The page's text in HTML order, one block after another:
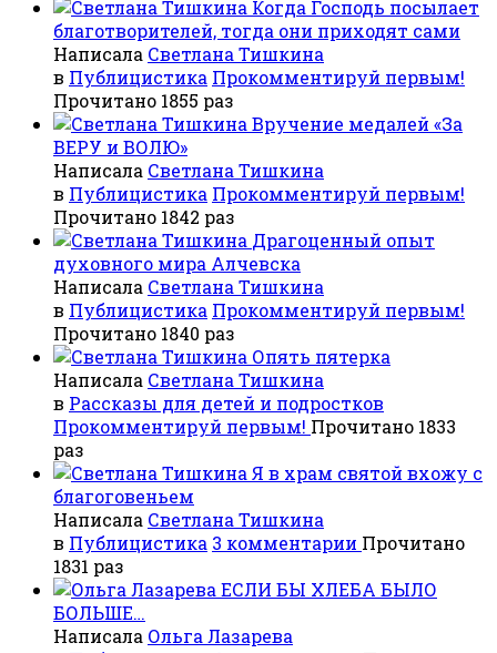
Когда Господь посылает
благотворителей, тогда они приходят сами
Написала Светлана Тишкина
в Публицистика Прокомментируй первым!
Прочитано 1855 раз
Вручение медалей «За
ВЕРУ и ВОЛЮ»
Написала Светлана Тишкина
в Публицистика Прокомментируй первым!
Прочитано 1842 раз
Драгоценный опыт
духовного мира Алчевска
Написала Светлана Тишкина
в Публицистика Прокомментируй первым!
Прочитано 1840 раз
Опять пятерка
Написала Светлана Тишкина
в Рассказы для детей и подростков
Прокомментируй первым! Прочитано 1833
раз
Я в храм святой вхожу с
благоговеньем
Написала Светлана Тишкина
в Публицистика 3 комментарии Прочитано
1831 раз
ЕСЛИ БЫ ХЛЕБА БЫЛО
БОЛЬШЕ…
Написала Ольга Лазарева